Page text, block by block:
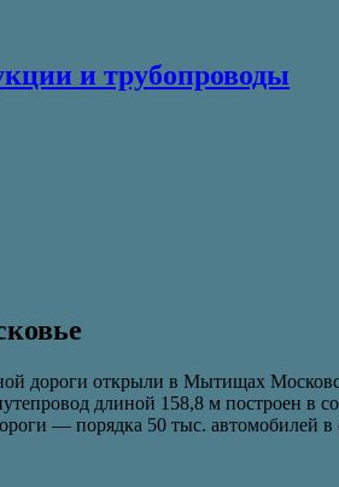
и трубопроводы
дороги открыли в Мытищах
длиной 158,8 м построен в
— порядка 50 тыс.